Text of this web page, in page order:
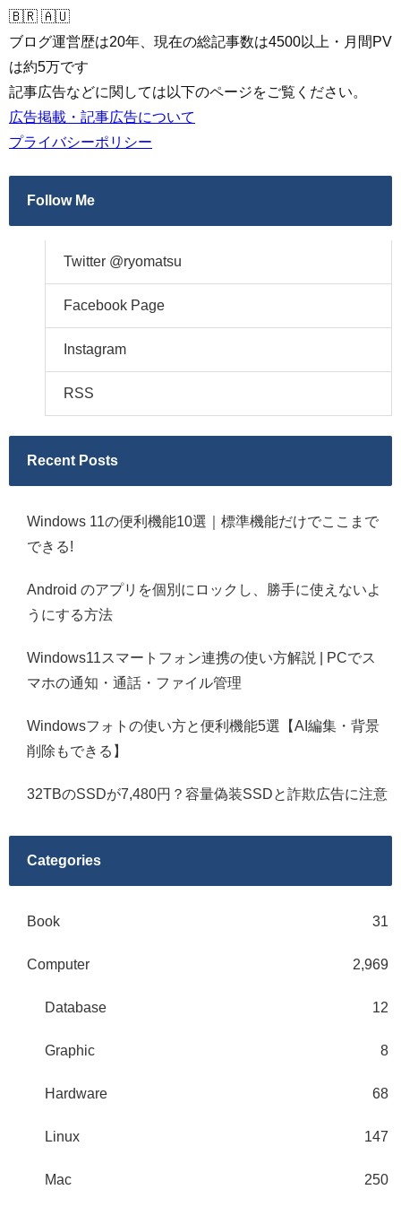
🇧🇷 🇦🇺
ブログ運営歴は20年、現在の総記事数は4500以上・月間PV
は約5万です
記事広告などに関しては以下のページをご覧ください。
広告掲載・記事広告について
プライバシーポリシー
Follow Me
Twitter @ryomatsu
Facebook Page
Instagram
RSS
Recent Posts
Windows 11の便利機能10選｜標準機能だけでここまで
できる!
Android のアプリを個別にロックし、勝手に使えないよ
うにする方法
Windows11スマートフォン連携の使い方解説 | PCでス
マホの通知・通話・ファイル管理
Windowsフォトの使い方と便利機能5選【AI編集・背景
削除もできる】
32TBのSSDが7,480円？容量偽装SSDと詐欺広告に注意
Categories
Book 31
Computer 2,969
Database 12
Graphic 8
Hardware 68
Linux 147
Mac 250